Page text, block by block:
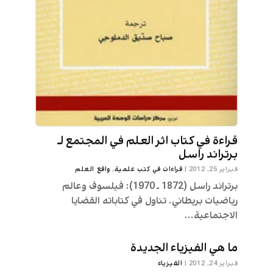
قراءة في كتاب اثر العلم في المجتمع لـ
برتراند راسل
فبراير 25, 2012 | قراءات في كتب علمية, واقع العلم
برتراند راسل (1872 ـ 1970): فيلسوف وعالم
رياضيات بريطاني. تناول في كتاباته القضايا
الاجتماعية...
ما هي الفيزياء الجديدة
فبراير 24, 2012 | الفيزياء